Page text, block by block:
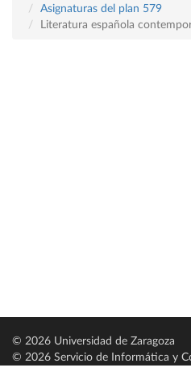
Asignaturas del plan 579
Literatura española
© 2026 Universidad de Zaragoza
© 2026 Servicio de Informática y